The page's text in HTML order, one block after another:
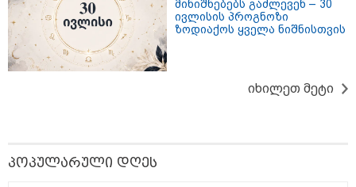
სამართალი
მინიშნებებს გაძლევენ – 30
ივლისის პროგნოზი
ზოდიაქოს ყველა ნიშნისთვის
იხილეთ მეტი
პოპულარული დღეს